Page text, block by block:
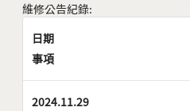
維修公告紀錄:
日期
事項
2024.11.29